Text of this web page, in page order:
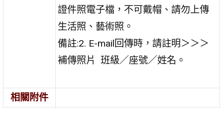
證件照電子檔，不可戴帽、請勿上傳
生活照、藝術照。
備註:2. E-mail回傳時，請註明＞＞＞
補傳照片 班級／座號／姓名。
相關附件